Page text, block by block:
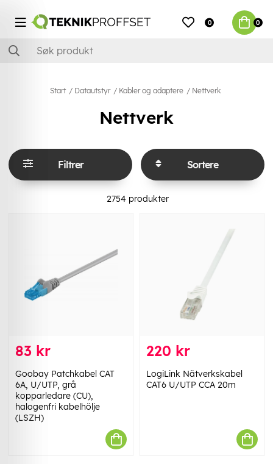
0 0
Start Datautstyr Kabler og adaptere Nettverk
Nettverk
Filtrer Sortere
2754 produkter
83 kr
Goobay Patchkabel CAT
6A, U/UTP, grå
kopparledare (CU),
halogenfri kabelhölje
(LSZH)
220 kr
LogiLink Nätverkskabel
CAT6 U/UTP CCA 20m